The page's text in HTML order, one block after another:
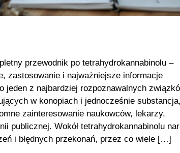
przewodnik po tetrahydrokannabinolu –
zastosowanie i najważniejsze informacje
jeden z najbardziej rozpoznawalnych
w konopiach i jednocześnie
zainteresowanie naukowców, lekarzy,
publicznej. Wokół tetrahydrokannabinolu
i błędnych przekonań, przez co wiele […]